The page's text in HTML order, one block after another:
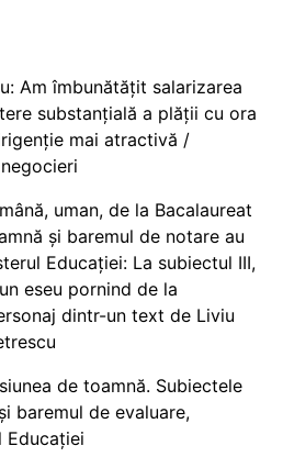
Am îmbunătățit salarizarea
substanțială a plății cu ora
mai atractivă /
uman, de la Bacalaureat
și baremul de notare au
Educației: La subiectul III,
eseu pornind de la
dintr-un text de Liviu
de toamnă. Subiectele
baremul de evaluare,
Educației